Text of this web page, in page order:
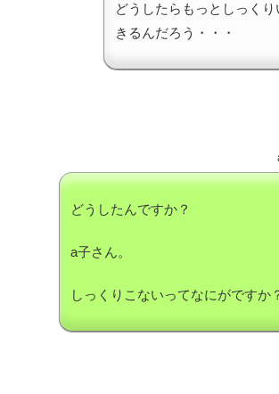
どうしたらもっとしっく
きるんだろう・・・
どうしたんですか？
a子さん。
しっくりこないってなにがですか